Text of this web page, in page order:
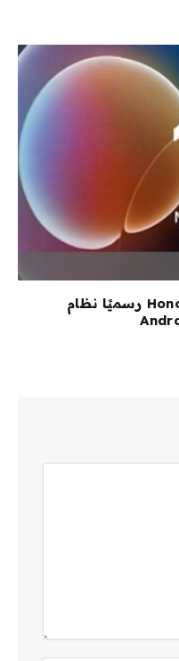
هذا هو الوقت الذي تقدم فيه Honor رسميًا نظام